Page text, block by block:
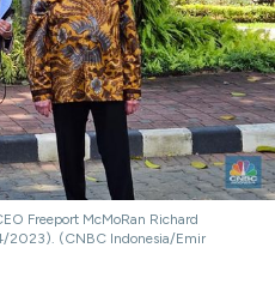
Freeport McMoRan Richard
2023). (CNBC Indonesia/Emir